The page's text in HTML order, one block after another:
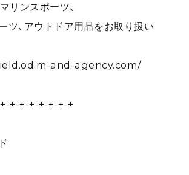
リンスポーツ、
ツ、アウトドア用品をお取り扱い
and-agency.com/
+-+-+-+-+-+-+